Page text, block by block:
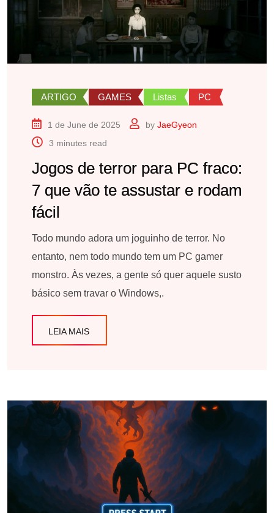
ARTIGO GAMES Listas PC
1 de June de 2025 by JaeGyeon
3 minutes read
Jogos de terror para PC fraco:
7 que vão te assustar e rodam
fácil
Todo mundo adora um joguinho de terror. No
entanto, nem todo mundo tem um PC gamer
monstro. Às vezes, a gente só quer aquele susto
básico sem travar o Windows,.
LEIA MAIS